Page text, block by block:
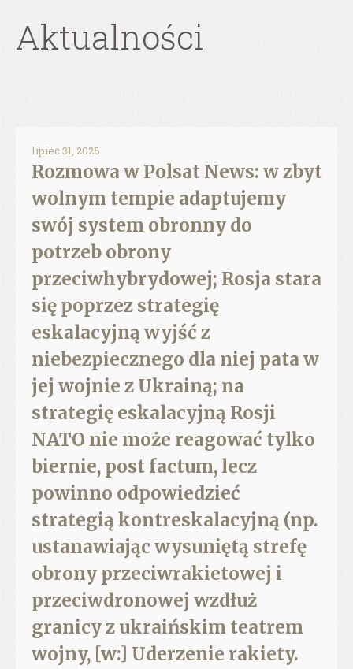
Aktualności
lipiec 31, 2026
Rozmowa w Polsat News: w zbyt
wolnym tempie adaptujemy
swój system obronny do
potrzeb obrony
przeciwhybrydowej; Rosja stara
się poprzez strategię
eskalacyjną wyjść z
niebezpiecznego dla niej pata w
jej wojnie z Ukrainą; na
strategię eskalacyjną Rosji
NATO nie może reagować tylko
biernie, post factum, lecz
powinno odpowiedzieć
strategią kontreskalacyjną (np.
ustanawiając wysuniętą strefę
obrony przeciwrakietowej i
przeciwdronowej wzdłuż
granicy z ukraińskim teatrem
wojny, [w:] Uderzenie rakiety.